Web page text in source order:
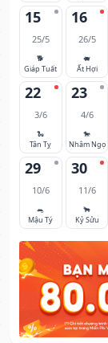
15
25/5
🐕
Giáp Tuất
16
26/5
🐖
Ất Hợi
22
3/6
🐍
Tân Tỵ
23
4/6
🐎
Nhâm Ngọ
29
10/6
🐀
Mậu Tý
30
11/6
🐂
Kỷ Sửu